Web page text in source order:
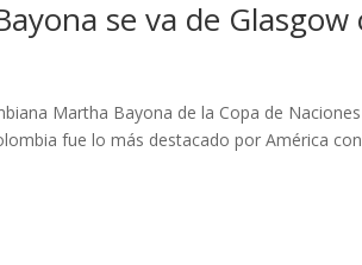
se va de
Martha Bayona de la Copa de
fue lo más destacado por América